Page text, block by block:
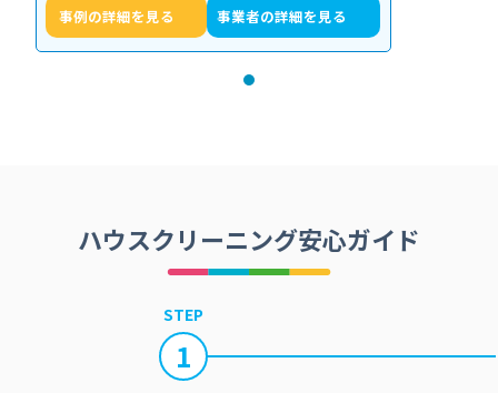
事例の詳細を見る 事業者の詳細を見る
ハウスクリーニング安心ガイド
STEP
1